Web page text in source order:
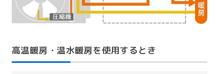
高温暖房・温水暖房を使用するとき